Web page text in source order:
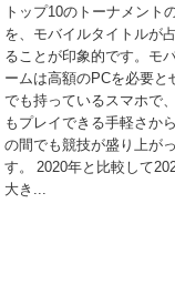
トップ10のトーナメント
を、モバイルタイトルが
ることが印象的です。モ
ームは高額のPCを必要と
でも持っているスマホで
もプレイできる手軽さか
の間でも競技が盛り上が
す。 2020年と比較して
大き...